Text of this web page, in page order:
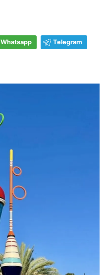
Whatsapp Telegram